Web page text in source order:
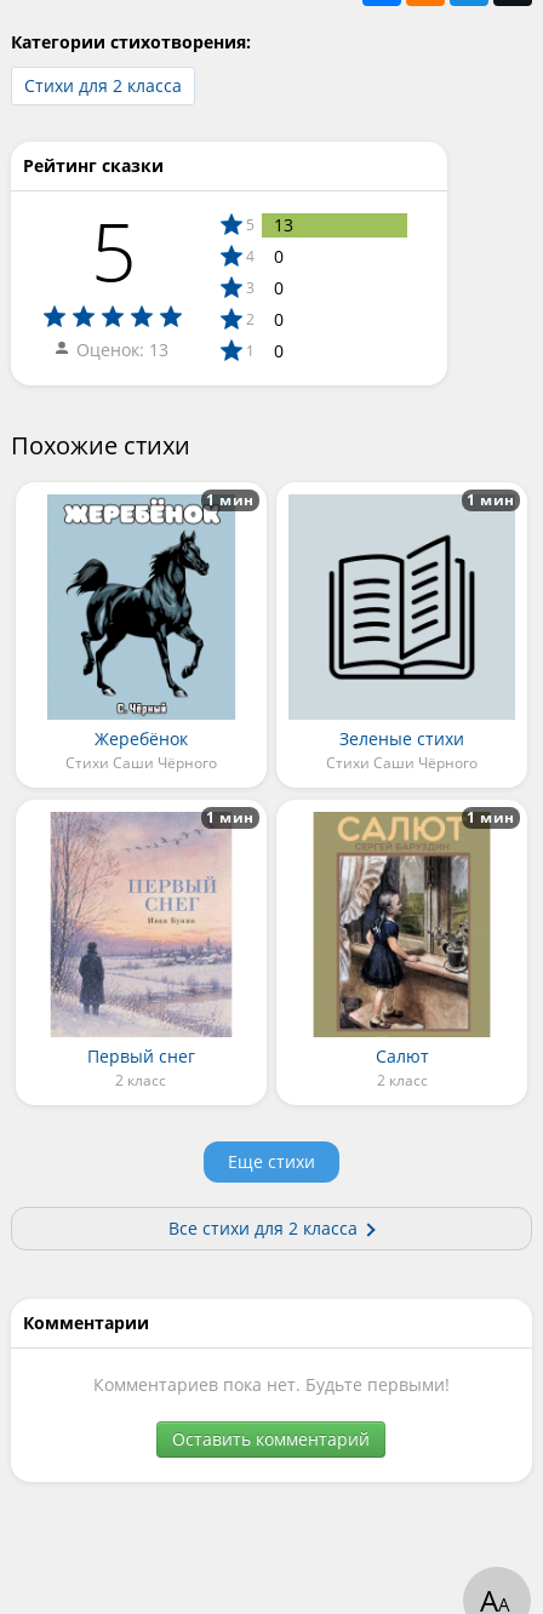
Категории стихотворения:
Стихи для 2 класса
Рейтинг сказки
5
Оценок: 13
5 13
4 0
3 0
2 0
1 0
Похожие стихи
Жеребёнок
Стихи Саши Чёрного
1 мин
Зеленые стихи
Стихи Саши Чёрного
1 мин
Первый снег
2 класс
1 мин
Салют
2 класс
1 мин
Еще стихи
Все cтихи для 2 класса
Комментарии
Комментариев пока нет. Будьте первыми!
Оставить комментарий
АА